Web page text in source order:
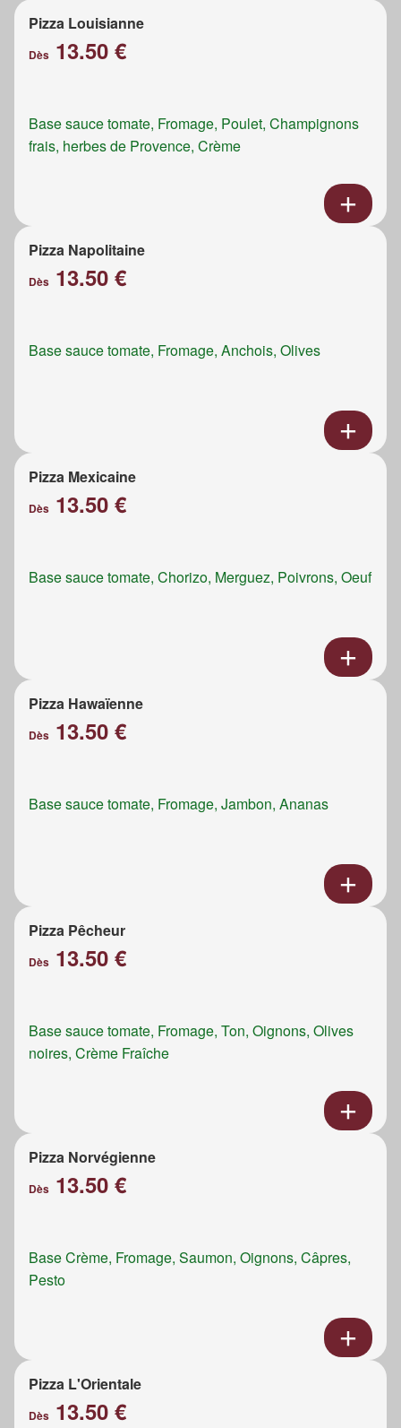
Pizza Louisianne
Dès 13.50 €
Base sauce tomate, Fromage, Poulet, Champignons
frais, herbes de Provence, Crème
Pizza Napolitaine
Dès 13.50 €
Base sauce tomate, Fromage, Anchois, Olives
Pizza Mexicaine
Dès 13.50 €
Base sauce tomate, Chorizo, Merguez, Poivrons, Oeuf
Pizza Hawaïenne
Dès 13.50 €
Base sauce tomate, Fromage, Jambon, Ananas
Pizza Pêcheur
Dès 13.50 €
Base sauce tomate, Fromage, Ton, Oignons, Olives
noires, Crème Fraîche
Pizza Norvégienne
Dès 13.50 €
Base Crème, Fromage, Saumon, Oignons, Câpres,
Pesto
Pizza L'Orientale
Dès 13.50 €